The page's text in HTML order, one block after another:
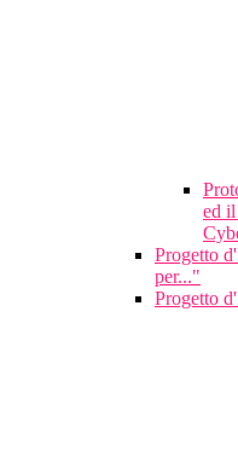
ed
Progetto
per..."
Progetto